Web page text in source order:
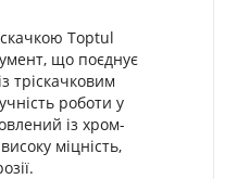
Toptul
що поєднує
тріскачковим
роботи у
із хром-
міцність,